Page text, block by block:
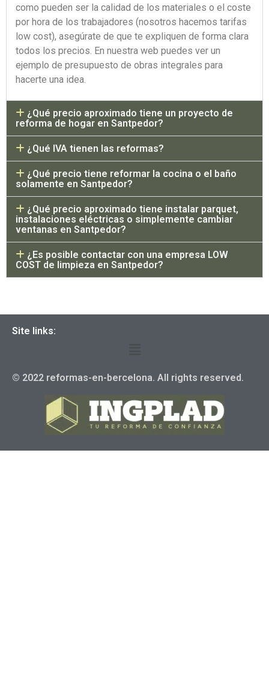
como pueden ser la calidad de los materiales o el coste
por hora de los trabajadores (nosotros hacemos tarifas
low cost), asegúrate de que te expliquen de forma clara
todos los precios. En nuestra web puedes ver un
ejemplo de presupuesto de obras integrales para
hacerte una idea.
¿Qué precio aproximado tiene un proyecto de
reforma de hogar en Santpedor?
¿Qué IVA tienen las reformas?
¿Qué precio tiene reformar la cocina o el baño
solamente en Santpedor?
¿Qué precio aproximado tiene instalar parquet,
instalaciones eléctricas o simplemente cambiar
ventanas en Santpedor?
¿Es posible contactar con una empresa LOW
COST de limpieza en Santpedor?
Site links:
© 2022 reformas-en-bercelona. All rights reserved.